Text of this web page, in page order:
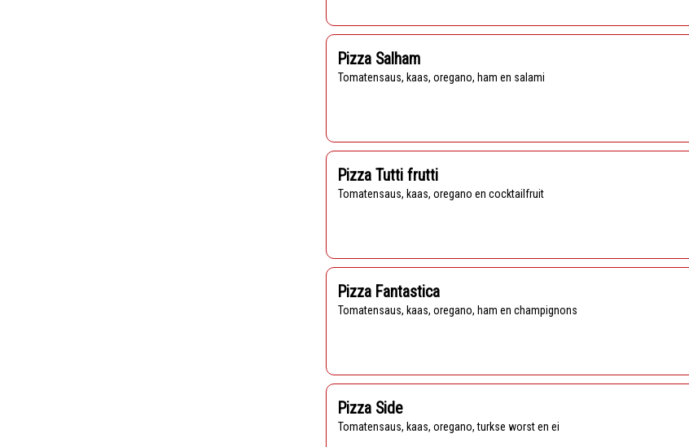
Pizza Salham
Tomatensaus, kaas, oregano, ham en salami
Pizza Tutti frutti
Tomatensaus, kaas, oregano en cocktailfruit
Pizza Fantastica
Tomatensaus, kaas, oregano, ham en champignons
Pizza Side
Tomatensaus, kaas, oregano, turkse worst en ei